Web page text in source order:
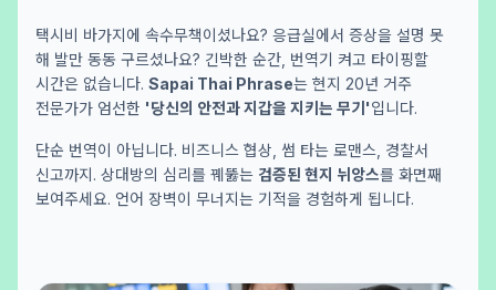
택시비 바가지에 속수무책이셨나요? 응급실에서 증상을 설명 못
해 발만 동동 구르셨나요? 긴박한 순간, 번역기 켜고 타이핑할
시간은 없습니다. Sapai Thai Phrase는 현지 20년 거주
전문가가 엄선한 '당신의 안전과 지갑을 지키는 무기'입니다.
단순 번역이 아닙니다. 비즈니스 협상, 썸 타는 로맨스, 경찰서
신고까지. 상대방의 심리를 꿰뚫는 검증된 현지 뉘앙스를 화면째
보여주세요. 언어 장벽이 무너지는 기적을 경험하게 됩니다.